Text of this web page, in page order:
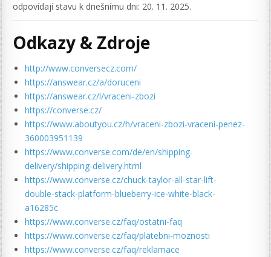
odpovídají stavu k dnešnímu dni: 20. 11. 2025.
Odkazy & Zdroje
http://www.conversecz.com/
https://answear.cz/a/doruceni
https://answear.cz/l/vraceni-zbozi
https://converse.cz/
https://www.aboutyou.cz/h/vraceni-zbozi-vraceni-penez-
360003951139
https://www.converse.com/de/en/shipping-
delivery/shipping-delivery.html
https://www.converse.cz/chuck-taylor-all-star-lift-
double-stack-platform-blueberry-ice-white-black-
a16285c
https://www.converse.cz/faq/ostatni-faq
https://www.converse.cz/faq/platebni-moznosti
https://www.converse.cz/faq/reklamace